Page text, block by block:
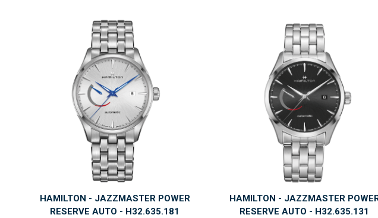
HAMILTON - JAZZMASTER POWER
RESERVE AUTO - H32.635.181
HAMILTON - JAZZMASTER
RESERVE AUTO - H32.635.131